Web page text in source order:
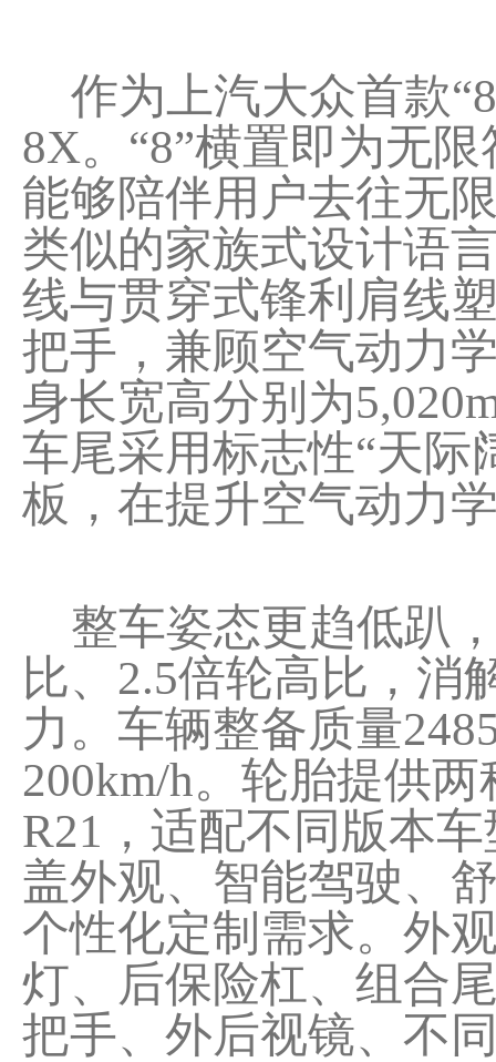
作为上汽大众首款
8X。“8”横置即为无
能够陪伴用户去往无
类似的家族式设计语
线与贯穿式锋利肩线
把手，兼顾空气动力
身长宽高分别为
车尾采用标志性“天际
板，在提升空气动力
整车姿态更趋低趴
比、2.5倍轮高比，消
力。车辆整备质量
200km/h。轮胎提供
R21，适配不同版本
盖外观、智能驾驶、
个性化定制需求。外
灯、后保险杠、组合
把手、外后视镜、不